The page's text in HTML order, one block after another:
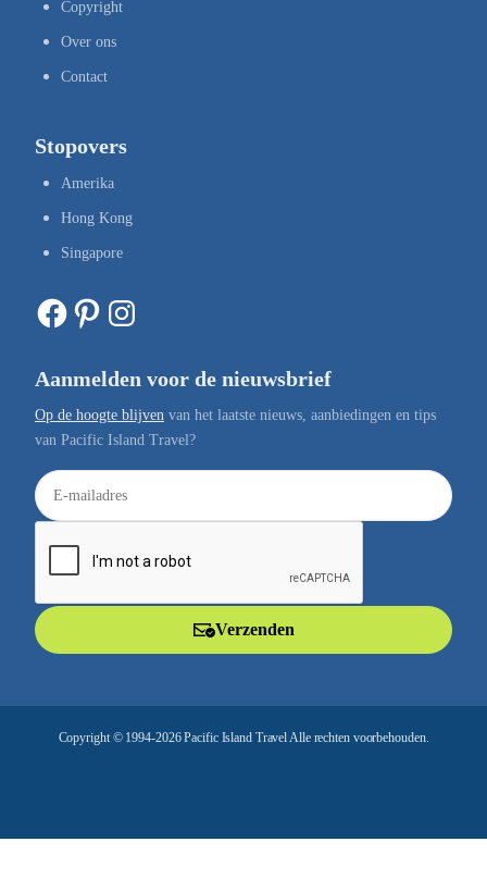
Copyright
Over ons
Contact
Stopovers
Amerika
Hong Kong
Singapore
Facebook Pinterest Instagram
Aanmelden voor de nieuwsbrief
Op de hoogte blijven van het laatste nieuws, aanbiedingen en tips
van Pacific Island Travel?
E
-
a
Verzenden
Copyright © 1994-2026 Pacific Island Travel Alle rechten voorbehouden.